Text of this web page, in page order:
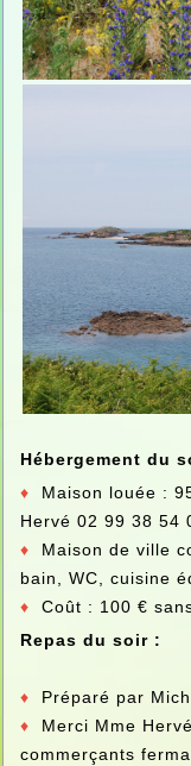
Hébergement du
♦ Maison louée :
Hervé 02 99 38 54
♦ Maison de ville
bain, WC, cuisine
♦ Coût : 100 €
Repas du soir :
♦ Préparé par
♦ Merci Mme
commerçants